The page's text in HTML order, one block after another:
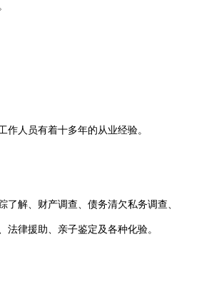
人员有着十多年的从业经验。
了解、财产调查、债务清欠私务调查、
律援助、亲子鉴定及各种化验。